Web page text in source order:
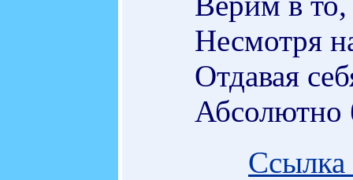
Несмотря
Отдавая
Абсолютно
Ссылка